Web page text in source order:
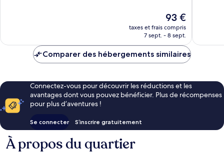
Le
nouveau
prix
de
93 €
taxes et frais compris
7 sept. - 8 sept.
Comparer des hébergements similaires
Connectez-vous pour découvrir les réductions et les
avantages dont vous pouvez bénéficier. Plus de récompenses
pour plus d’aventures !
Se connecter S’inscrire gratuitement
À propos du quartier